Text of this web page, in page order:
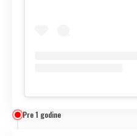
Pre 1 godine